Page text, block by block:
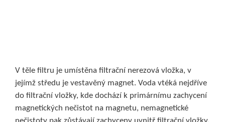
V těle filtru je umístěna filtrační nerezová vložka, v
jejímž středu je vestavěný magnet. Voda vtéká nejdříve
do filtrační vložky, kde dochází k primárnímu zachycení
magnetických nečistot na magnetu, nemagnetické